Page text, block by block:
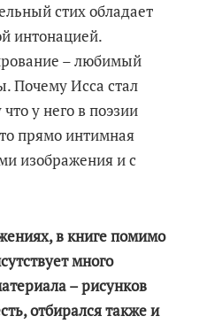
стих обладает
интонацией.
– любимый
Почему Исса стал
у него в поэзии
прямо интимная
изображения и с
в книге помимо
много
– рисунков
отбирался также и